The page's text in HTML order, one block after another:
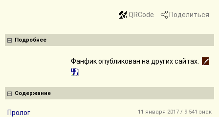
QRCode Поделиться
Подробнее
Фанфик опубликован на других сайтах:
Содержание
Пролог 11 января 2017 / 9 541 знак